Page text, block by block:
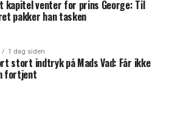
kapitel venter for prins George: Til
pakker han tasken
1 dag siden
stort indtryk på Mads Vad: Får ikke
fortjent